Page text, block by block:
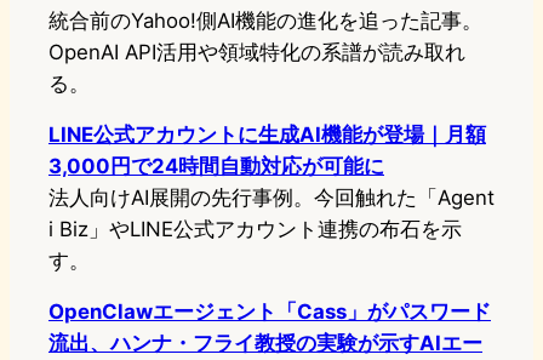
統合前のYahoo!側AI機能の進化を追った記事。
OpenAI API活用や領域特化の系譜が読み取れ
る。
LINE公式アカウントに生成AI機能が登場｜月額
3,000円で24時間自動対応が可能に
法人向けAI展開の先行事例。今回触れた「Agent
i Biz」やLINE公式アカウント連携の布石を示
す。
OpenClawエージェント「Cass」がパスワード
流出、ハンナ・フライ教授の実験が示すAIエー